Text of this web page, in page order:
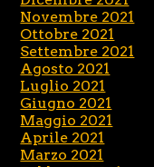
Novembre 2021
Ottobre 2021
Settembre 2021
Agosto 2021
Luglio 2021
Giugno 2021
Maggio 2021
Aprile 2021
Marzo 2021